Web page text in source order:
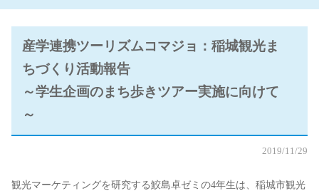
産学連携ツーリズムコマジョ：稲城観光ま
ちづくり活動報告
～学生企画のまち歩きツアー実施に向けて
～
2019/11/29
観光マーケティングを研究する鮫島卓ゼミの4年生は、稲城市観光